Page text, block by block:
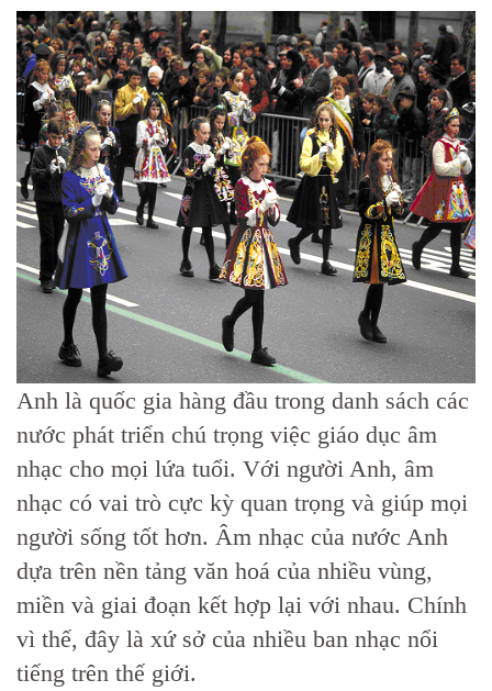
Anh là quốc gia hàng đầu trong danh sách các
nước phát triển chú trọng việc giáo dục âm
nhạc cho mọi lứa tuổi. Với người Anh, âm
nhạc có vai trò cực kỳ quan trọng và giúp mọi
người sống tốt hơn. Âm nhạc của nước Anh
dựa trên nền tảng văn hoá của nhiều vùng,
miền và giai đoạn kết hợp lại với nhau. Chính
vì thế, đây là xứ sở của nhiều ban nhạc nổi
tiếng trên thế giới.